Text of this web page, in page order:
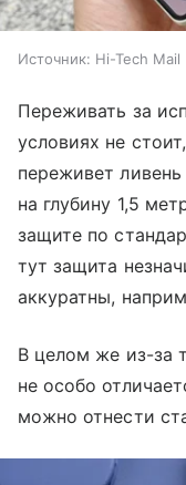
Источник: Hi-Tech Mail
Переживать за
условиях не
переживет
на глубину 1,5
защите по
тут защита
аккуратны,
В целом же из-за
не особо
можно отнести